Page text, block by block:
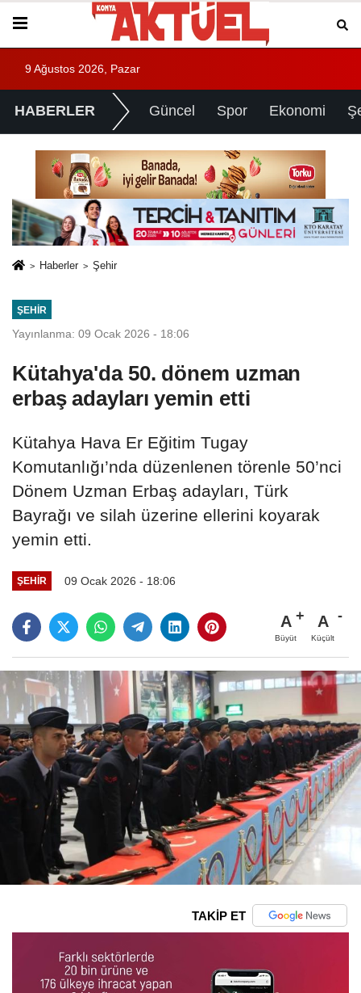
9 Ağustos 2026, Pazar
HABERLER Güncel Spor Ekonomi
Haberler Şehir
ŞEHIR
Yayınlanma: 09 Ocak 2026 - 18:06
Kütahya'da 50. dönem uzman
erbaş adayları yemin etti
Kütahya Hava Er Eğitim Tugay
Komutanlığı’nda düzenlenen törenle 50’nci
Dönem Uzman Erbaş adayları, Türk
Bayrağı ve silah üzerine ellerini koyarak
yemin etti.
ŞEHIR 09 Ocak 2026 - 18:06
A
Büyüt
A
Küçült
TAKİP ET